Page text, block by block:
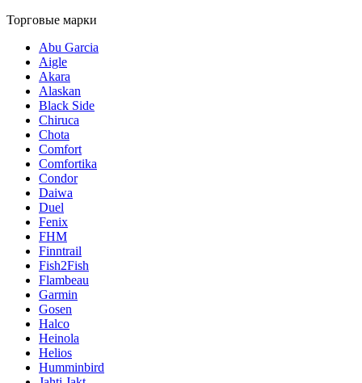
Торговые марки
Abu Garcia
Aigle
Akara
Alaskan
Black Side
Chiruca
Chota
Comfort
Comfortika
Condor
Daiwa
Duel
Fenix
FHM
Finntrail
Fish2Fish
Flambeau
Garmin
Gosen
Halco
Heinola
Helios
Humminbird